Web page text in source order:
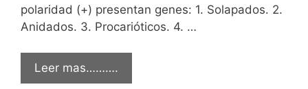
polaridad (+) presentan genes: 1. Solapados. 2.
Anidados. 3. Procarióticos. 4. …
Leer mas……….